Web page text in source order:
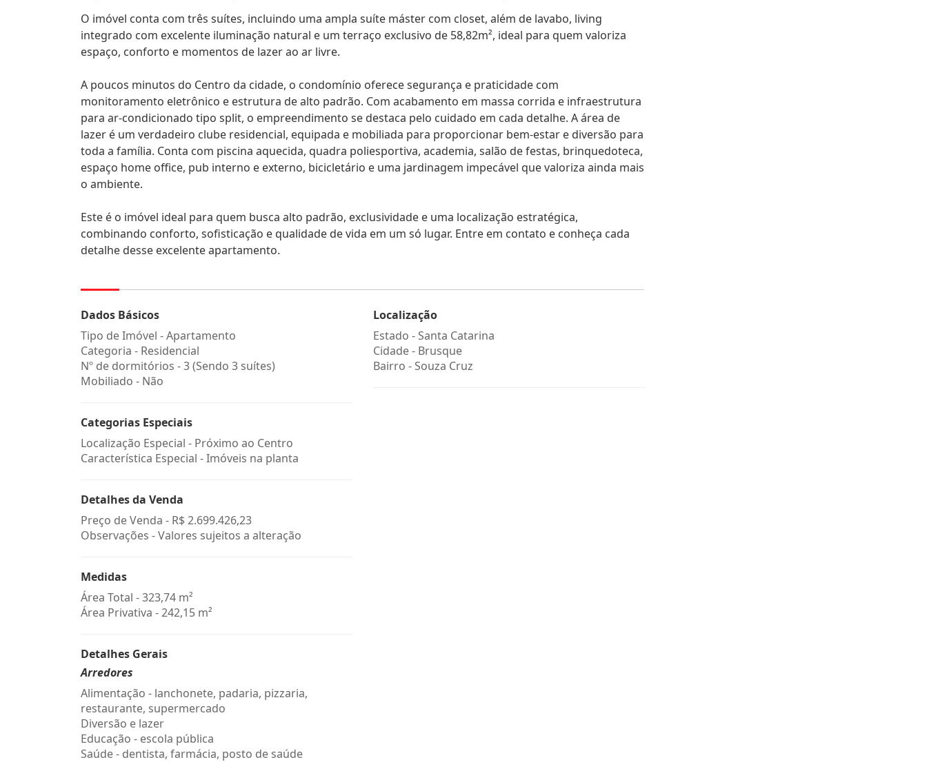
O imóvel conta com três suítes, incluindo uma ampla suíte máster com closet, além de lavabo, living
integrado com excelente iluminação natural e um terraço exclusivo de 58,82m², ideal para quem valoriza
espaço, conforto e momentos de lazer ao ar livre.
A poucos minutos do Centro da cidade, o condomínio oferece segurança e praticidade com
monitoramento eletrônico e estrutura de alto padrão. Com acabamento em massa corrida e infraestrutura
para ar-condicionado tipo split, o empreendimento se destaca pelo cuidado em cada detalhe. A área de
lazer é um verdadeiro clube residencial, equipada e mobiliada para proporcionar bem-estar e diversão para
toda a família. Conta com piscina aquecida, quadra poliesportiva, academia, salão de festas, brinquedoteca,
espaço home office, pub interno e externo, bicicletário e uma jardinagem impecável que valoriza ainda mais
o ambiente.
Este é o imóvel ideal para quem busca alto padrão, exclusividade e uma localização estratégica,
combinando conforto, sofisticação e qualidade de vida em um só lugar. Entre em contato e conheça cada
detalhe desse excelente apartamento.
Dados Básicos
Tipo de Imóvel - Apartamento
Categoria - Residencial
Nº de dormitórios - 3 (Sendo 3 suítes)
Mobiliado - Não
Categorias Especiais
Localização Especial - Próximo ao Centro
Característica Especial - Imóveis na planta
Detalhes da Venda
Preço de Venda - R$ 2.699.426,23
Observações - Valores sujeitos a alteração
Medidas
Área Total - 323,74 m²
Área Privativa - 242,15 m²
Detalhes Gerais
Arredores
Alimentação - lanchonete, padaria, pizzaria,
restaurante, supermercado
Diversão e lazer
Educação - escola pública
Saúde - dentista, farmácia, posto de saúde
Localização
Estado -Santa Catarina
Cidade - Brusque
Bairro -Souza Cruz